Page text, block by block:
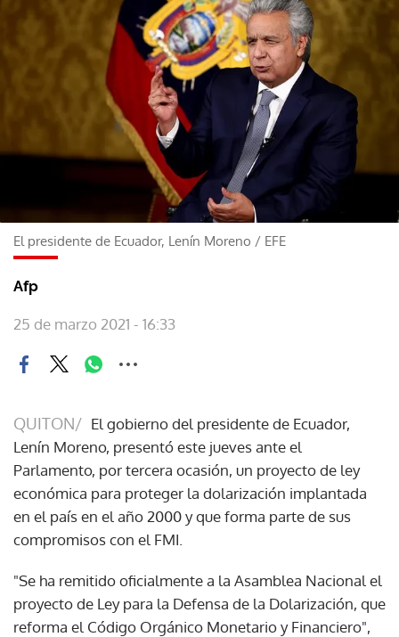
El presidente de Ecuador, Lenín Moreno / EFE
Afp
25 de marzo 2021 - 16:33
QUITON/ El gobierno del presidente de Ecuador,
Lenín Moreno, presentó este jueves ante el
Parlamento, por tercera ocasión, un proyecto de ley
económica para proteger la dolarización implantada
en el país en el año 2000 y que forma parte de sus
compromisos con el FMI.
"Se ha remitido oficialmente a la Asamblea Nacional el
proyecto de Ley para la Defensa de la Dolarización, que
reforma el Código Orgánico Monetario y Financiero",